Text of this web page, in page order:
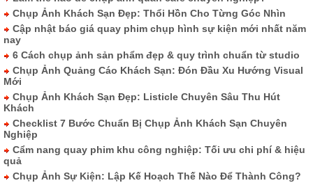
Chụp Ảnh Khách Sạn Đẹp: Thổi Hồn Cho Từng Góc Nhìn
Cập nhật báo giá quay phim chụp hình sự kiện mới nhất năm
nay
6 Cách chụp ảnh sản phẩm đẹp & quy trình chuẩn từ studio
Chụp Ảnh Quảng Cáo Khách Sạn: Đón Đầu Xu Hướng Visual
Mới
Chụp Ảnh Khách Sạn Đẹp: Listicle Chuyên Sâu Thu Hút
Khách
Checklist 7 Bước Chuẩn Bị Chụp Ảnh Khách Sạn Chuyên
Nghiệp
Cẩm nang quay phim khu công nghiệp: Tối ưu chi phí & hiệu
quả
Chụp Ảnh Sự Kiện: Lập Kế Hoạch Thế Nào Để Thành Công?